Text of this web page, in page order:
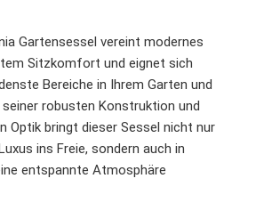
Gartensessel vereint modernes
Sitzkomfort und eignet sich
Bereiche in Ihrem Garten und
robusten Konstruktion und
Optik bringt dieser Sessel nicht nur
ins Freie, sondern auch in
entspannte Atmosphäre